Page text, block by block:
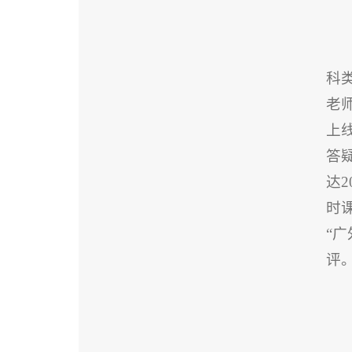
科
老
上
答
达
时
“
评